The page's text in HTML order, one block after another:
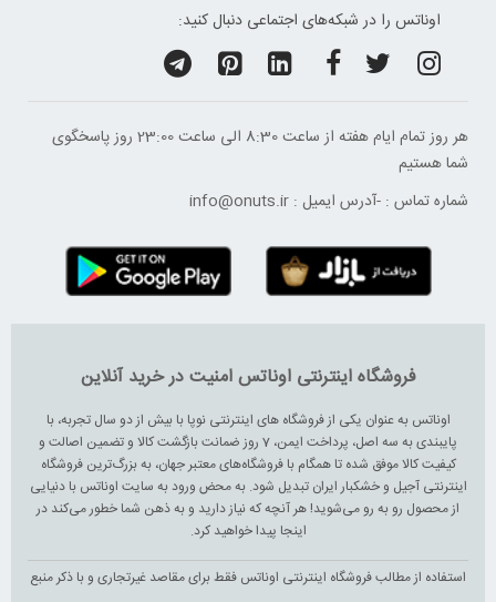
اوناتس را در شبکه‌های اجتماعی دنبال کنید:
هر روز تمام ایام هفته از ساعت 8:30 الی ساعت 23:00 ‌روز پاسخگوی
شما هستیم
شماره تماس : -آدرس ایمیل : info@onuts.ir
فروشگاه اینترنتی اوناتس امنیت در خرید آنلاین
اوناتس به عنوان یکی از فروشگاه های اینترنتی نوپا با بیش از دو سال تجربه، با
پایبندی به سه اصل، پرداخت ایمن، 7 روز ضمانت بازگشت کالا و تضمین اصالت و
کیفیت کالا موفق شده تا همگام با فروشگاه‌های معتبر جهان، به بزرگ‌ترین فروشگاه
اینترنتی آجیل و خشکبار ایران تبدیل شود. به محض ورود به سایت اوناتس با دنیایی
از محصول رو به رو می‌شوید! هر آنچه که نیاز دارید و به ذهن شما خطور می‌کند در
اینجا پیدا خواهید کرد.
استفاده از مطالب فروشگاه اینترنتی اوناتس فقط برای مقاصد غیرتجاری و با ذکر منبع